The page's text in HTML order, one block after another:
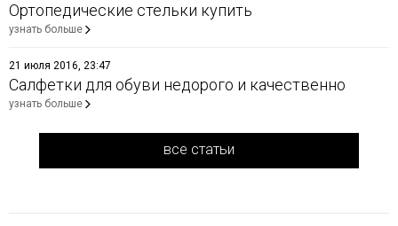
Ортопедические стельки купить
узнать больше
21 июля 2016, 23:47
Салфетки для обуви недорого и качественно
узнать больше
все статьи